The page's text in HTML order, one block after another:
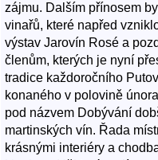
zájmu. Dalším přínosem
vinařů, které napřed
výstav Jarovín Rosé a
členům, kterých je nyní
tradice každoročního
konaného v polovině
pod názvem Dobývání
martinských vín. Řada
krásnými interiéry a